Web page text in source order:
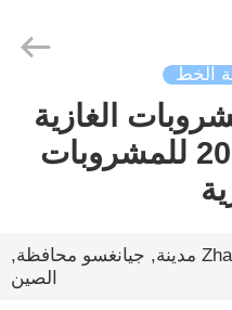
الخط
الغازية
آلة تعبئة 2000BPH للمشروبات
Zhangjiagang مدينة, جيانغسو محافظة,
الصين